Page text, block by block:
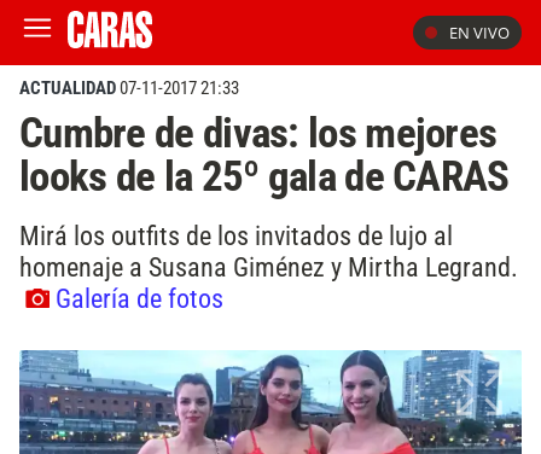
EN VIVO
ACTUALIDAD07-11-2017 21:33
Cumbre de divas: los mejores
looks de la 25º gala de CARAS
Mirá los outfits de los invitados de lujo al
homenaje a Susana Giménez y Mirtha Legrand.
Galería de fotos